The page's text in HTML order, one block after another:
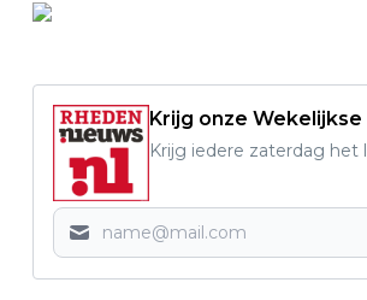
Krijg onze
Krijg iedere zaterdag het